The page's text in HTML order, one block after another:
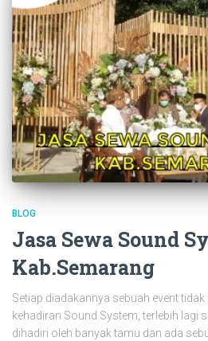
BLOG
Jasa Sewa Sound
Kab.Semarang
Setiap diadakannya sebuah event
kehadiran Sound System, terlebih lagi
dihadiri oleh banyak tamu dan ada